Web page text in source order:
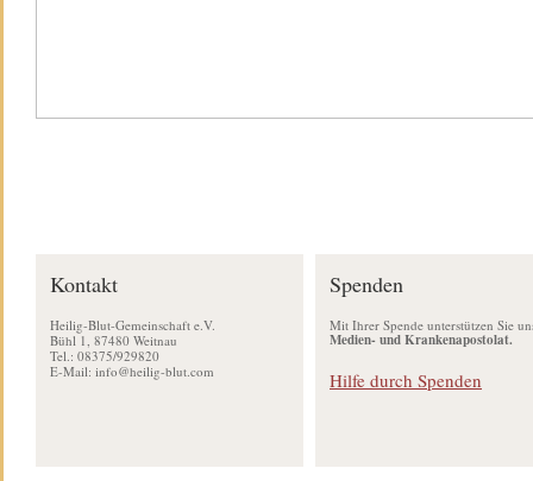
Kontakt
Heilig-Blut-Gemeinschaft e.V.
Bühl 1, 87480 Weitnau
Tel.: 08375/929820
E-Mail: info@heilig-blut.com
Spenden
Mit Ihrer Spende unterstützen Sie
Medien- und Krankenapostolat.
Hilfe durch Spenden